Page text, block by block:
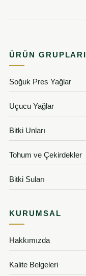
ÜRÜN GRUPLARI
Soğuk Pres Yağlar
Uçucu Yağlar
Bitki Unları
Tohum ve Çekirdekler
Bitki Suları
KURUMSAL
Hakkımızda
Kalite Belgeleri